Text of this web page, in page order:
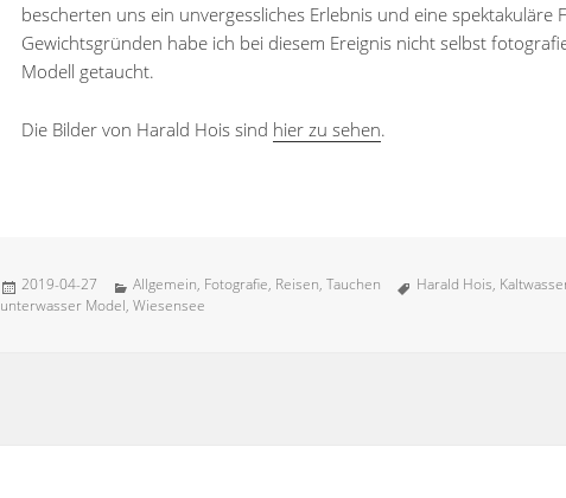
bescherten uns ein unvergessliches Erlebnis und eine spektakuläre
Gewichtsgründen habe ich bei diesem Ereignis nicht selbst
Modell getaucht.
Die Bilder von Harald Hois sind hier zu sehen.
Veröffentlicht
am
2019-04-27 Kategorien
Allgemein, Fotografie, Reisen,Tauchen Schlagwörter
Harald Hois,
unterwasser Model,Wiesensee